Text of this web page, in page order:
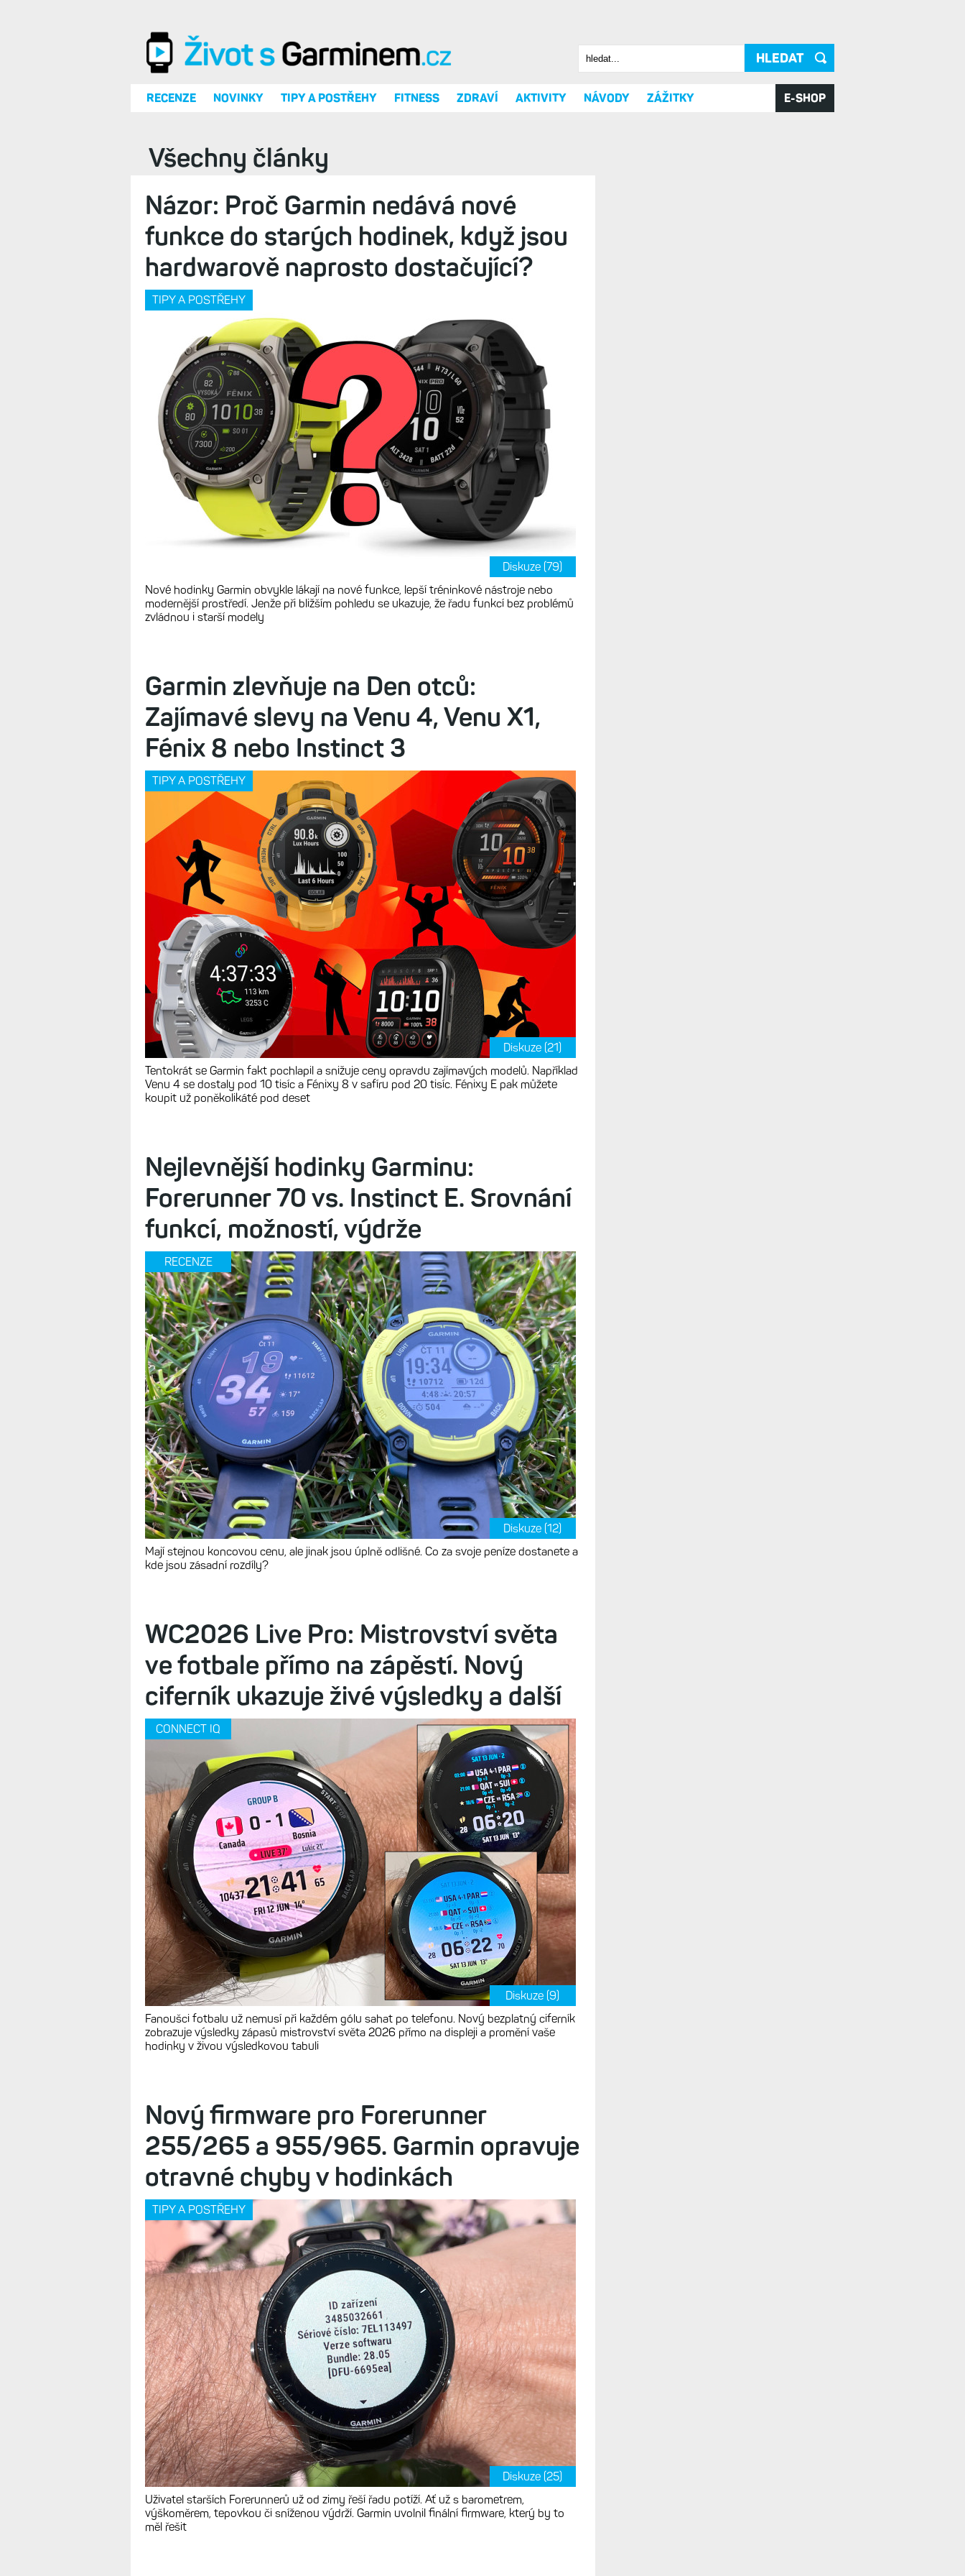
RECENZE NOVINKY TIPY A POSTŘEHY FITNESS ZDRAVÍ AKTIVITY
Všechny články
Názor: Proč Garmin nedává nové
funkce do starých hodinek, když jsou
hardwarově naprosto dostačující?
TIPY A POSTŘEHY
Diskuze (79)
Nové hodinky Garmin obvykle lákají na nové funkce, lepší tréninkové nástroje nebo
modernější prostředí. Jenže při bližším pohledu se ukazuje, že řadu funkcí bez problémů
zvládnou i starší modely
Garmin zlevňuje na Den otců:
Zajímavé slevy na Venu 4, Venu X1,
Fénix 8 nebo Instinct 3
TIPY A POSTŘEHY
Diskuze (21)
Tentokrát se Garmin fakt pochlapil a snižuje ceny opravdu zajímavých modelů. Například
Venu 4 se dostaly pod 10 tisíc a Fénixy 8 v safíru pod 20 tisíc. Fénixy E pak můžete
koupit už poněkolikáté pod deset
Nejlevnější hodinky Garminu:
Forerunner 70 vs. Instinct E. Srovnání
funkcí, možností, výdrže
RECENZE
Diskuze (12)
Mají stejnou koncovou cenu, ale jinak jsou úplně odlišné. Co za svoje peníze dostanete a
kde jsou zásadní rozdíly?
WC2026 Live Pro: Mistrovství světa
ve fotbale přímo na zápěstí. Nový
ciferník ukazuje živé výsledky a další
CONNECT IQ
Diskuze (9)
Fanoušci fotbalu už nemusí při každém gólu sahat po telefonu. Nový bezplatný ciferník
zobrazuje výsledky zápasů mistrovství světa 2026 přímo na displeji a promění vaše
hodinky v živou výsledkovou tabuli
Nový firmware pro Forerunner
255/265 a 955/965. Garmin opravuje
otravné chyby v hodinkách
TIPY A POSTŘEHY